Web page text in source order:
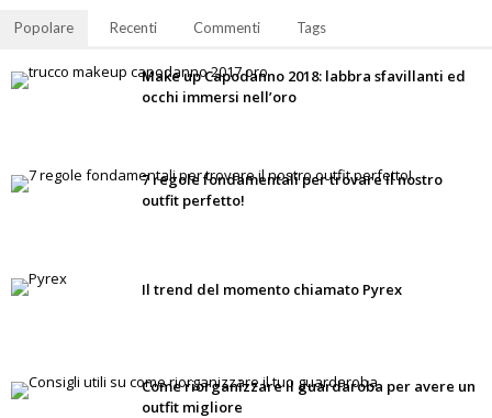
Popolare Recenti Commenti Tags
Make up Capodanno 2018: labbra sfavillanti ed
occhi immersi nell’oro
7 regole fondamentali per trovare il nostro
outfit perfetto!
Il trend del momento chiamato Pyrex
Come riorganizzare il guardaroba per avere un
outfit migliore